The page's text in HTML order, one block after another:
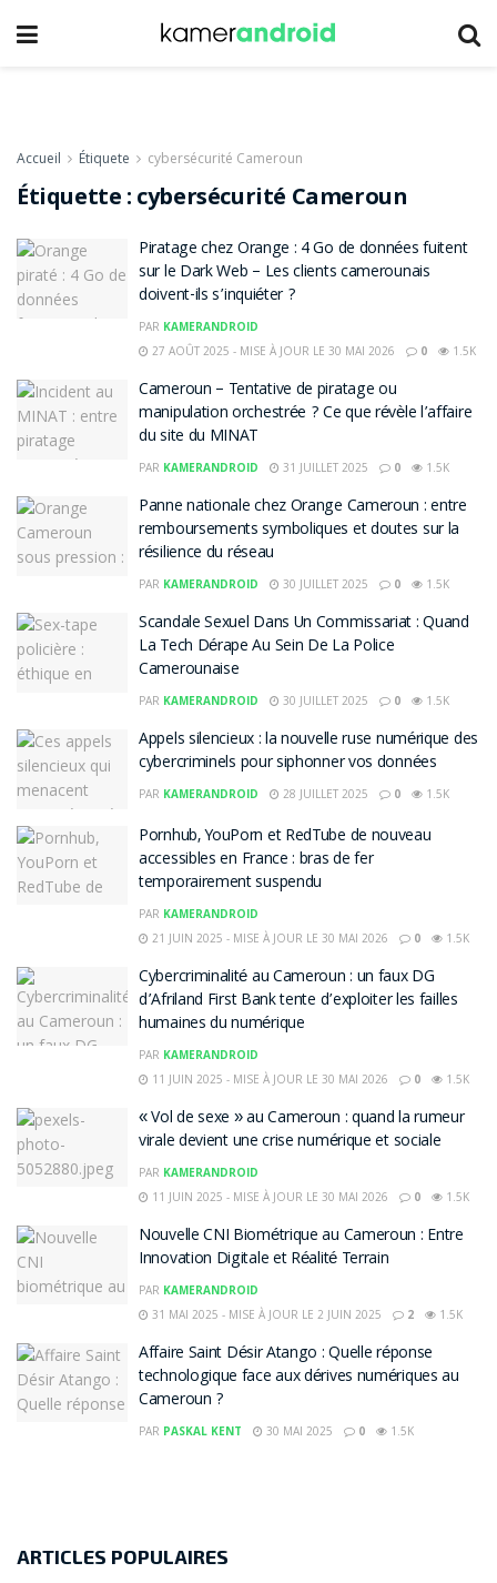
Accueil Étiquete cybersécurité Cameroun
Étiquette : cybersécurité Cameroun
Piratage chez Orange : 4 Go de données fuitent
sur le Dark Web – Les clients camerounais
doivent-ils s’inquiéter ?
PAR KAMERANDROID
27 AOÛT 2025 - MISE À JOUR LE 30 MAI 2026
0 1.5K
Cameroun – Tentative de piratage ou
manipulation orchestrée ? Ce que révèle l’affaire
du site du MINAT
PAR KAMERANDROID 31 JUILLET 2025 0 1.5K
Panne nationale chez Orange Cameroun : entre
remboursements symboliques et doutes sur la
résilience du réseau
PAR KAMERANDROID 30 JUILLET 2025 0 1.5K
Scandale Sexuel Dans Un Commissariat : Quand
La Tech Dérape Au Sein De La Police
Camerounaise
PAR KAMERANDROID 30 JUILLET 2025 0 1.5K
Appels silencieux : la nouvelle ruse numérique des
cybercriminels pour siphonner vos données
PAR KAMERANDROID 28 JUILLET 2025 0 1.5K
Pornhub, YouPorn et RedTube de nouveau
accessibles en France : bras de fer
temporairement suspendu
PAR KAMERANDROID
21 JUIN 2025 - MISE À JOUR LE 30 MAI 2026
0 1.5K
Cybercriminalité au Cameroun : un faux DG
d’Afriland First Bank tente d’exploiter les failles
humaines du numérique
PAR KAMERANDROID
11 JUIN 2025 - MISE À JOUR LE 30 MAI 2026
0 1.5K
« Vol de sexe » au Cameroun : quand la rumeur
virale devient une crise numérique et sociale
PAR KAMERANDROID
11 JUIN 2025 - MISE À JOUR LE 30 MAI 2026
0 1.5K
Nouvelle CNI Biométrique au Cameroun : Entre
Innovation Digitale et Réalité Terrain
PAR KAMERANDROID
31 MAI 2025 - MISE À JOUR LE 2 JUIN 2025
2 1.5K
Affaire Saint Désir Atango : Quelle réponse
technologique face aux dérives numériques au
Cameroun ?
PAR PASKAL KENT 30 MAI 2025 0 1.5K
ARTICLES POPULAIRES